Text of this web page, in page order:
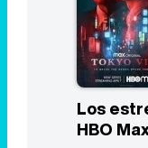
Los
HBO